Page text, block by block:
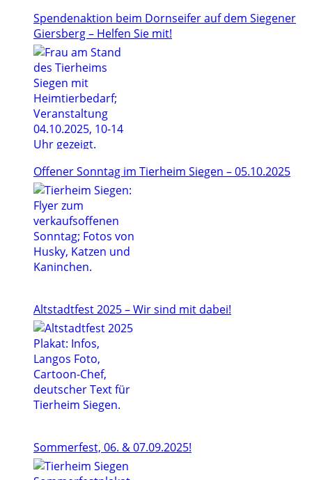
Spendenaktion beim Dornseifer auf dem Siegener
Giersberg – Helfen Sie mit!
Offener Sonntag im Tierheim Siegen – 05.10.2025
Altstadtfest 2025 – Wir sind mit dabei!
Sommerfest, 06. & 07.09.2025!